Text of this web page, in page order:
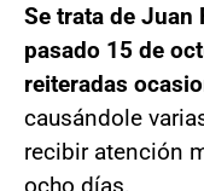
Se trata de Juan
pasado 15 de
reiteradas
causándole
recibir atención